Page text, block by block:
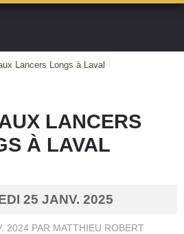
Lancers Longs à Laval
LANCERS
À LAVAL
25 JANV. 2025
2024PAR MATTHIEU ROBERT